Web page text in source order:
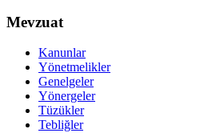
Mevzuat
Kanunlar
Yönetmelikler
Genelgeler
Yönergeler
Tüzükler
Tebliğler